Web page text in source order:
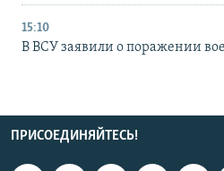
15:10
В ВСУ заявили о поражении
ПРИСОЕДИНЯЙТЕСЬ!